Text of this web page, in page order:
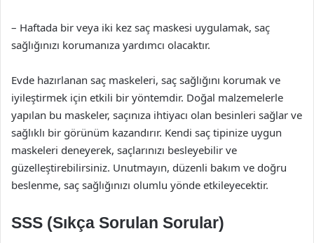
– Haftada bir veya iki kez saç maskesi uygulamak, saç
sağlığınızı korumanıza yardımcı olacaktır.
Evde hazırlanan saç maskeleri, saç sağlığını korumak ve
iyileştirmek için etkili bir yöntemdir. Doğal malzemelerle
yapılan bu maskeler, saçınıza ihtiyacı olan besinleri sağlar ve
sağlıklı bir görünüm kazandırır. Kendi saç tipinize uygun
maskeleri deneyerek, saçlarınızı besleyebilir ve
güzelleştirebilirsiniz. Unutmayın, düzenli bakım ve doğru
beslenme, saç sağlığınızı olumlu yönde etkileyecektir.
SSS (Sıkça Sorulan Sorular)